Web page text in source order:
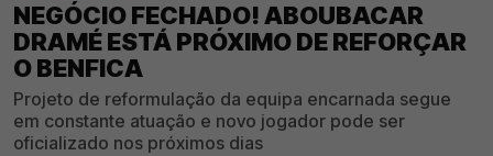
NEGÓCIO FECHADO! ABOUBACAR
DRAMÉ ESTÁ PRÓXIMO DE REFORÇAR
O BENFICA
Projeto de reformulação da equipa encarnada segue
em constante atuação e novo jogador pode ser
oficializado nos próximos dias